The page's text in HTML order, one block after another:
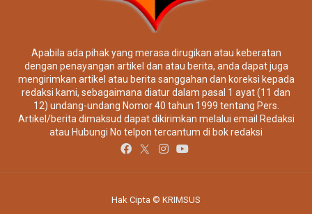
Apabila ada pihak yang merasa dirugikan atau keberatan
dengan penayangan artikel dan atau berita, anda dapat juga
mengirimkan artikel atau berita sanggahan dan koreksi kepada
redaksi kami, sebagaimana diatur dalam pasal 1 ayat (11 dan
12) undang-undang Nomor 40 tahun 1999 tentang Pers.
Artikel/berita dimaksud dapat dikirimkan melalui email Redaksi
atau Hubungi No telpon tercantum di bok redaksi
Hak Cipta © KRIMSUS